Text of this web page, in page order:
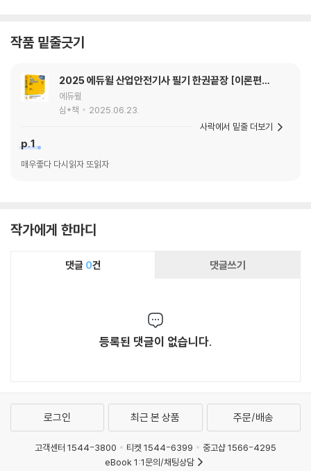
작품 밑줄긋기
2025 에듀윌 산업안전기사 필기 한권끝장 [이론편
+기출문제편]
에듀윌
심*책
2025.06.23.
p.1
매우좋다 다시읽자 또읽자
사락에서 밑줄 더보기
작가에게 한마디
댓글 0건 댓글쓰기
등록된 댓글이 없습니다.
로그인 최근 본 상품 주문/배송
고객센터 1544-3800 티켓 1544-6399
중고샵 1566-4295
eBook 1:1문의/채팅상담